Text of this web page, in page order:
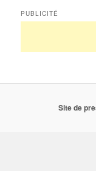
PUBLICITÉ
Site de